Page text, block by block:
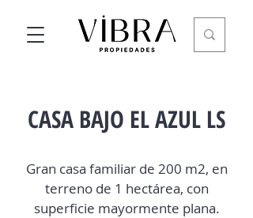
CASA BAJO EL AZUL LS
Gran casa familiar de 200 m2, en
terreno de 1 hectárea, con
superficie mayormente plana.